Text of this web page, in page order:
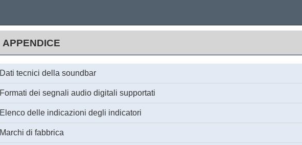
APPENDICE
Dati tecnici della soundbar
Formati dei segnali audio digitali supportati
Elenco delle indicazioni degli indicatori
Marchi di fabbrica